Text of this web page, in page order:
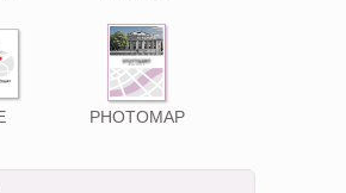
PHOTOMAP